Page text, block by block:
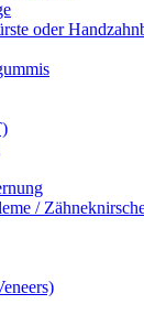
oder
/